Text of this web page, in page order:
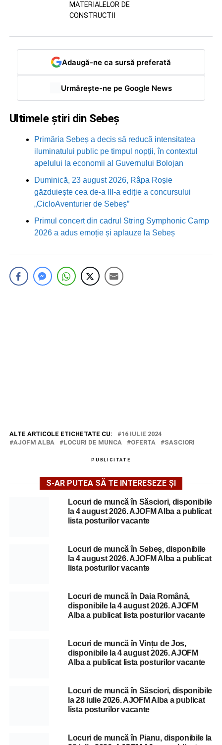
MATERIALELOR DE
CONSTRUCTII
Adaugă-ne ca sursă preferată
Urmărește-ne pe Google News
Ultimele știri din Sebeș
Primăria Sebeș a decis să reducă intensitatea
iluminatului public pe timpul nopții, în contextul
apelului la economii al Guvernului Bolojan
Duminică, 23 august 2026, Râpa Roșie
găzduiește cea de-a III-a ediție a concursului
„CicloAventurier de Sebeș”
Primul concert din cadrul String Symphonic Camp
2026 a adus emoție și aplauze la Sebeș
ALTE ARTICOLE ETICHETATE CU:
16 IULIE 2024
AJOFM ALBA
LOCURI DE MUNCA OFERTA SASCIORI
PUBLICITATE
S-AR PUTEA SĂ TE INTERESEZE ȘI
Locuri de muncă în Săsciori, disponibile
la 4 august 2026. AJOFM Alba a publicat
lista posturilor vacante
Locuri de muncă în Sebeș, disponibile
la 4 august 2026. AJOFM Alba a publicat
lista posturilor vacante
Locuri de muncă în Daia Română,
disponibile la 4 august 2026. AJOFM
Alba a publicat lista posturilor vacante
Locuri de muncă în Vințu de Jos,
disponibile la 4 august 2026. AJOFM
Alba a publicat lista posturilor vacante
Locuri de muncă în Săsciori, disponibile
la 28 iulie 2026. AJOFM Alba a publicat
lista posturilor vacante
Locuri de muncă în Pianu, disponibile la